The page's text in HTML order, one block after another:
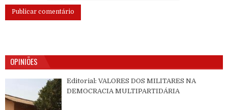
OPINIÕES
Editorial: VALORES DOS MILITARES NA
DEMOCRACIA MULTIPARTIDÁRIA